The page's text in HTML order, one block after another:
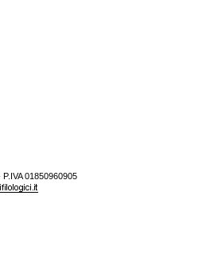
01850960905